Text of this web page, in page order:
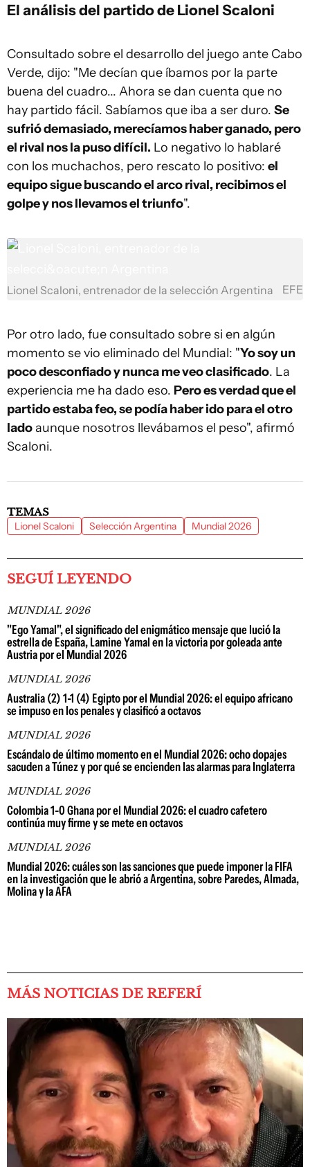
El análisis del partido de Lionel Scaloni
Consultado sobre el desarrollo del juego ante Cabo
Verde, dijo: "Me decían que íbamos por la parte
buena del cuadro... Ahora se dan cuenta que no
hay partido fácil. Sabíamos que iba a ser duro. Se
sufrió demasiado, merecíamos haber ganado, pero
el rival nos la puso difícil. Lo negativo lo hablaré
con los muchachos, pero rescato lo positivo: el
equipo sigue buscando el arco rival, recibimos el
golpe y nos llevamos el triunfo".
Lionel Scaloni, entrenador de la selección Argentina EFE
Por otro lado, fue consultado sobre si en algún
momento se vio eliminado del Mundial: "Yo soy un
poco desconfiado y nunca me veo clasificado. La
experiencia me ha dado eso. Pero es verdad que el
partido estaba feo, se podía haber ido para el otro
ladoaunque nosotros llevábamos el peso", afirmó
Scaloni.
TEMAS
Lionel Scaloni Selección Argentina Mundial 2026
SEGUÍ LEYENDO
MUNDIAL 2026
"Ego Yamal", el significado del enigmático mensaje que lució la
estrella de España, Lamine Yamal en la victoria por goleada ante
Austria por el Mundial 2026
MUNDIAL 2026
Australia (2) 1-1 (4) Egipto por el Mundial 2026: el equipo africano
se impuso en los penales y clasificó a octavos
MUNDIAL 2026
Escándalo de último momento en el Mundial 2026: ocho dopajes
sacuden a Túnez y por qué se encienden las alarmas para Inglaterra
MUNDIAL 2026
Colombia 1-0 Ghana por el Mundial 2026: el cuadro cafetero
continúa muy firme y se mete en octavos
MUNDIAL 2026
Mundial 2026: cuáles son las sanciones que puede imponer la FIFA
en la investigación que le abrió a Argentina, sobre Paredes, Almada,
Molina y la AFA
MÁS NOTICIAS DE REFERÍ